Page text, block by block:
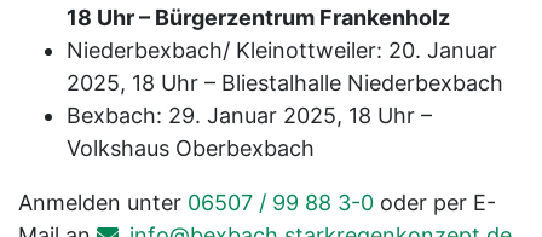
18 Uhr – Bürgerzentrum Frankenholz
Niederbexbach/ Kleinottweiler: 20. Januar
2025, 18 Uhr – Bliestalhalle Niederbexbach
Bexbach: 29. Januar 2025, 18 Uhr –
Volkshaus Oberbexbach
Anmelden unter 06507 / 99 88 3-0 oder per E-